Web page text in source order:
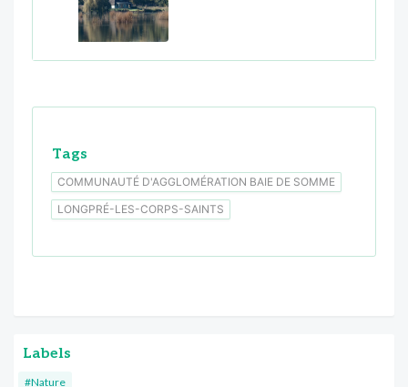
Tags
COMMUNAUTÉ D'AGGLOMÉRATION BAIE DE SOMME
LONGPRÉ-LES-CORPS-SAINTS
Labels
#Nature